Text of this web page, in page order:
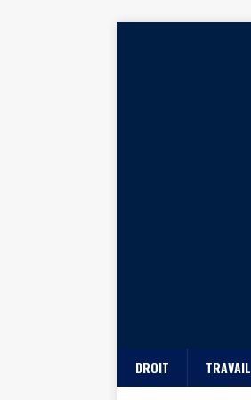
DROIT TRAVAIL